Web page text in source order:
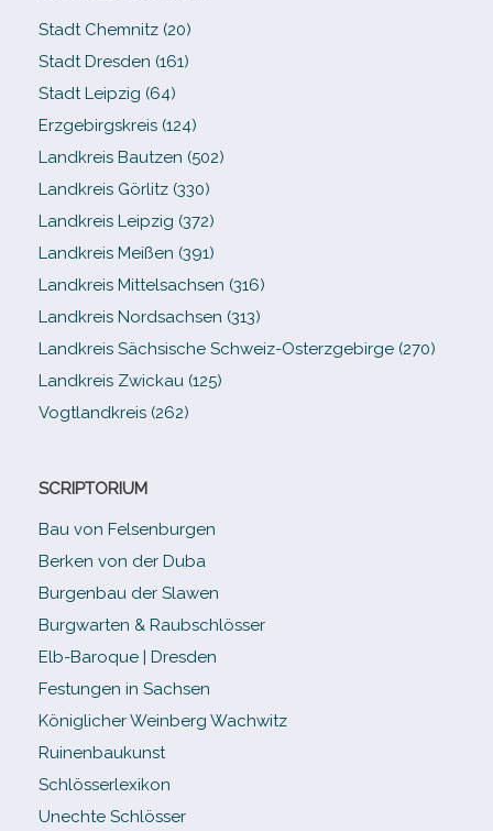
Stadt Chemnitz (20)
Stadt Dresden (161)
Stadt Leipzig (64)
Erzgebirgskreis (124)
Landkreis Bautzen (502)
Landkreis Görlitz (330)
Landkreis Leipzig (372)
Landkreis Meißen (391)
Landkreis Mittelsachsen (316)
Landkreis Nordsachsen (313)
Landkreis Sächsische Schweiz-​Osterzgebirge (270)
Landkreis Zwickau (125)
Vogtlandkreis (262)
SCRIPTORIUM
Bau von Felsenburgen
Berken von der Duba
Burgenbau der Slawen
Burgwarten & Raubschlösser
Elb-​Baroque | Dresden
Festungen in Sachsen
Königlicher Weinberg Wachwitz
Ruinenbaukunst
Schlösserlexikon
Unechte Schlösser